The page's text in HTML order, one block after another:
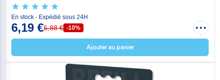
En stock - Expédié sous 24H
6,19 €6,88 € -10%
Ajouter au panier